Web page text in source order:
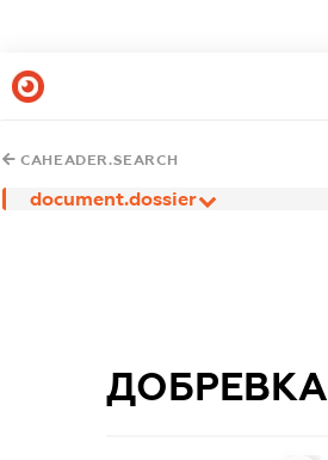
CAHEADER.SEARCH
document.dossier
ДОБРЕВКА